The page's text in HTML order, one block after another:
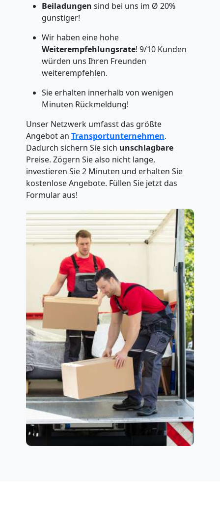
Beiladungen sind bei uns im Ø 20%
günstiger!
Wir haben eine hohe
Weiterempfehlungsrate! 9/10 Kunden
würden uns Ihren Freunden
weiterempfehlen.
Sie erhalten innerhalb von wenigen
Minuten Rückmeldung!
Unser Netzwerk umfasst das größte
Angebot an Transportunternehmen.
Dadurch sichern Sie sich unschlagbare
Preise. Zögern Sie also nicht lange,
investieren Sie 2 Minuten und erhalten Sie
kostenlose Angebote. Füllen Sie jetzt das
Formular aus!